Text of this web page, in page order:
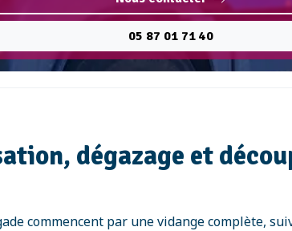
05 87 01 71 40
dégazage et
commencent par une vidange complète,